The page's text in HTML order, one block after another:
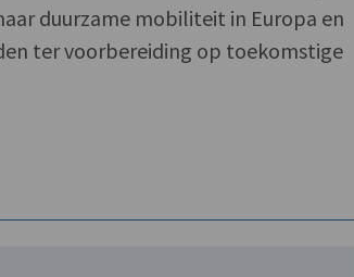
duurzame mobiliteit in Europa en
ter voorbereiding op toekomstige